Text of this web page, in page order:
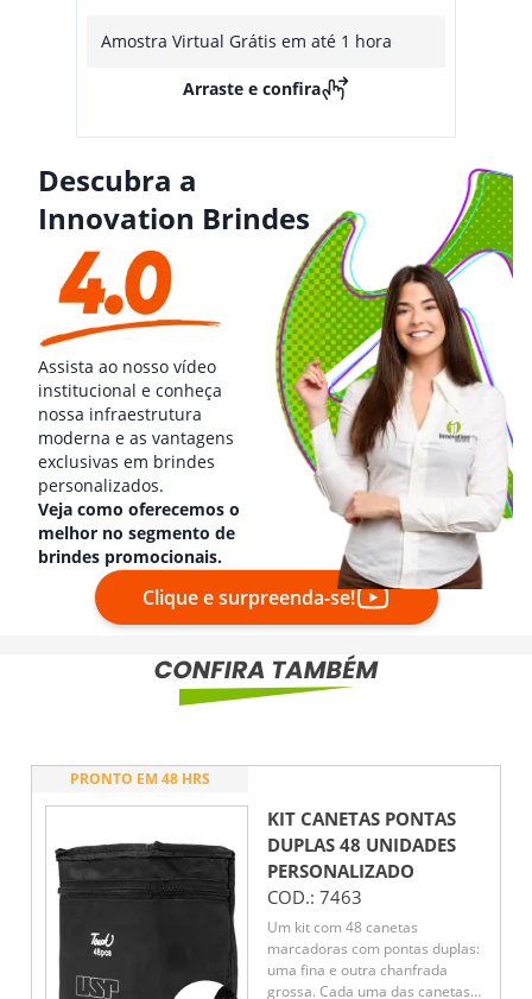
Amostra Virtual Grátis em até 1 hora
Arraste e confira
Descubra a
Innovation Brindes
Assista ao nosso vídeo
institucional e conheça
nossa infraestrutura
moderna e as vantagens
exclusivas em brindes
personalizados.
Veja como oferecemos o
melhor no segmento de
brindes promocionais.
Clique e surpreenda-se!
PRONTO EM 48 HRS
KIT CANETAS PONTAS
DUPLAS 48 UNIDADES
PERSONALIZADO
COD.: 7463
Um kit com 48 canetas
marcadoras com pontas duplas:
uma fina e outra chanfrada
grossa. Cada uma das canetas